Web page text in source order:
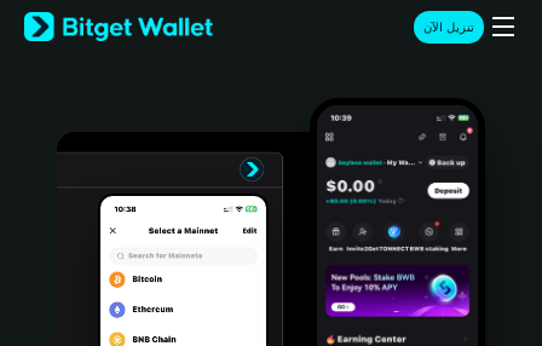
English
日本語
Türkçe
Português (Portugal)
تنزيل الآن